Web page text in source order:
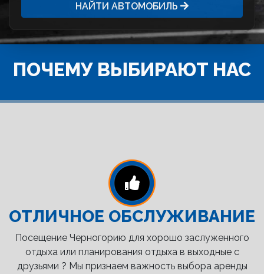
НАЙТИ АВТОМОБИЛЬ
ПОЧЕМУ ВЫБИРАЮТ НАС
ОТЛИЧНОЕ ОБСЛУЖИВАНИЕ
Посещение Черногорию для хорошо заслуженного
отдыха или планирования отдыха в выходные с
друзьями ? Мы признаем важность выбора аренды